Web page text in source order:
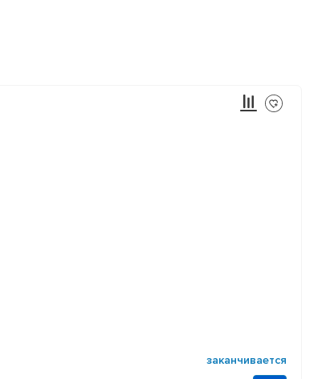
заканчивается